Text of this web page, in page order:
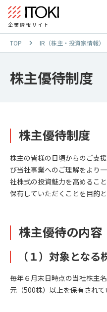
企業情報サイト
TOP IR（株主・投資家情報）
株主優待制度
株主優待制度
株主の皆様の日頃からのご支
び当社事業へのご理解をより
社株式の投資魅力を高めるこ
保有していただくことを目的と
株主優待の内容
（１）対象となる
毎年６月末日時点の当社株主
元（500株）以上を保有されて